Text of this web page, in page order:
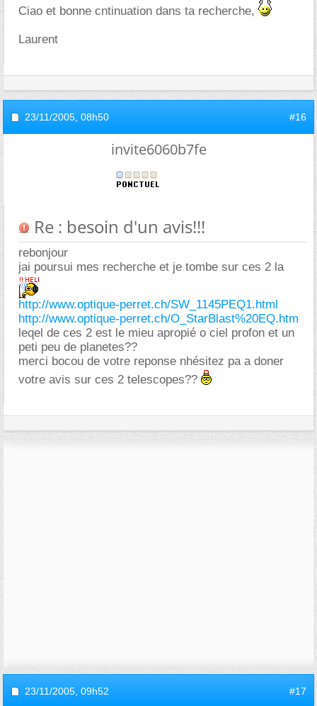
Ciao et bonne cntinuation dans ta recherche,
Laurent
23/11/2005, 08h50 #16
invite6060b7fe
Re : besoin d'un avis!!!
rebonjour
jai poursui mes recherche et je tombe sur ces 2 la
http://www.optique-perret.ch/SW_1145PEQ1.html
http://www.optique-perret.ch/O_StarBlast%20EQ.htm
leqel de ces 2 est le mieu apropié o ciel profon et un
peti peu de planetes??
merci bocou de votre reponse nhésitez pa a doner
votre avis sur ces 2 telescopes??
23/11/2005, 09h52 #17